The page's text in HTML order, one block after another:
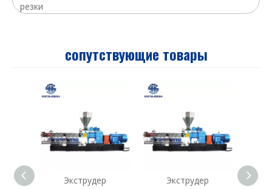
резки
сопутствующие товары
Экструдер
Экструдер